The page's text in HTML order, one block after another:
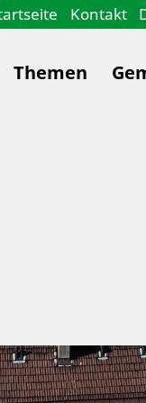
Kontakt
Themen